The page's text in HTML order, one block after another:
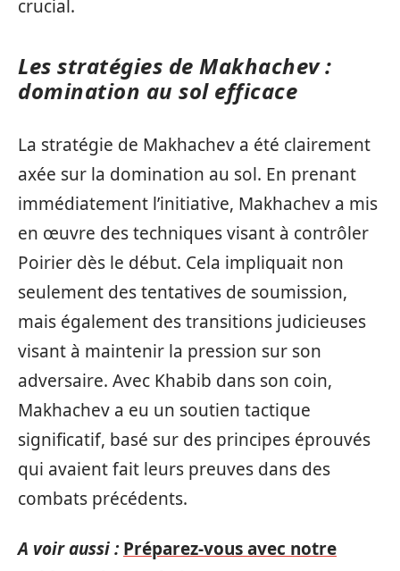
crucial.
Les stratégies de Makhachev :
domination au sol efficace
La stratégie de Makhachev a été clairement
axée sur la domination au sol. En prenant
immédiatement l’initiative, Makhachev a mis
en œuvre des techniques visant à contrôler
Poirier dès le début. Cela impliquait non
seulement des tentatives de soumission,
mais également des transitions judicieuses
visant à maintenir la pression sur son
adversaire. Avec Khabib dans son coin,
Makhachev a eu un soutien tactique
significatif, basé sur des principes éprouvés
qui avaient fait leurs preuves dans des
combats précédents.
A voir aussi : Préparez-vous avec notre